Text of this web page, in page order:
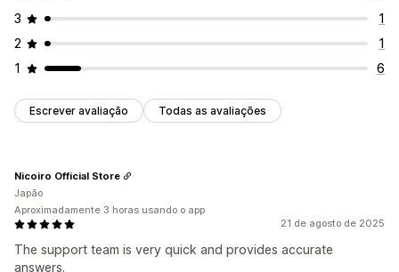
3
1
2
1
1
6
Escrever avaliação Todas as avaliações
21 de agosto de 2025
The support team is very quick and provides accurate
answers.
Nicoiro Official Store
Japão
Aproximadamente 3 horas usando o app